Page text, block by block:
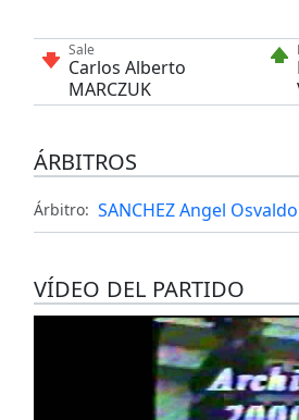
Sale
Carlos Alberto
MARCZUK
ÁRBITROS
Árbitro: SANCHEZ Angel Osvaldo
VÍDEO DEL PARTIDO